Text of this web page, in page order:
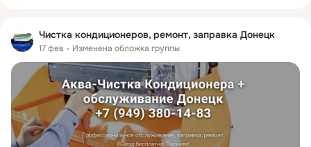
Чистка кондиционеров, ремонт, заправка Донецк
17 фев Изменена обложка группы